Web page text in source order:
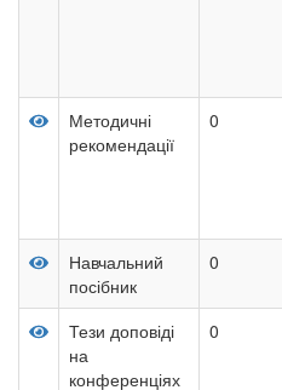
Методичні
рекомендації
0
Навчальний
посібник
0
Тези доповіді
на
конференціях
0